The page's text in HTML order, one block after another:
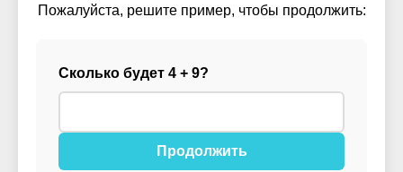
Пожалуйста, решите пример, чтобы продолжить:
Сколько будет 4 + 9?
Продолжить